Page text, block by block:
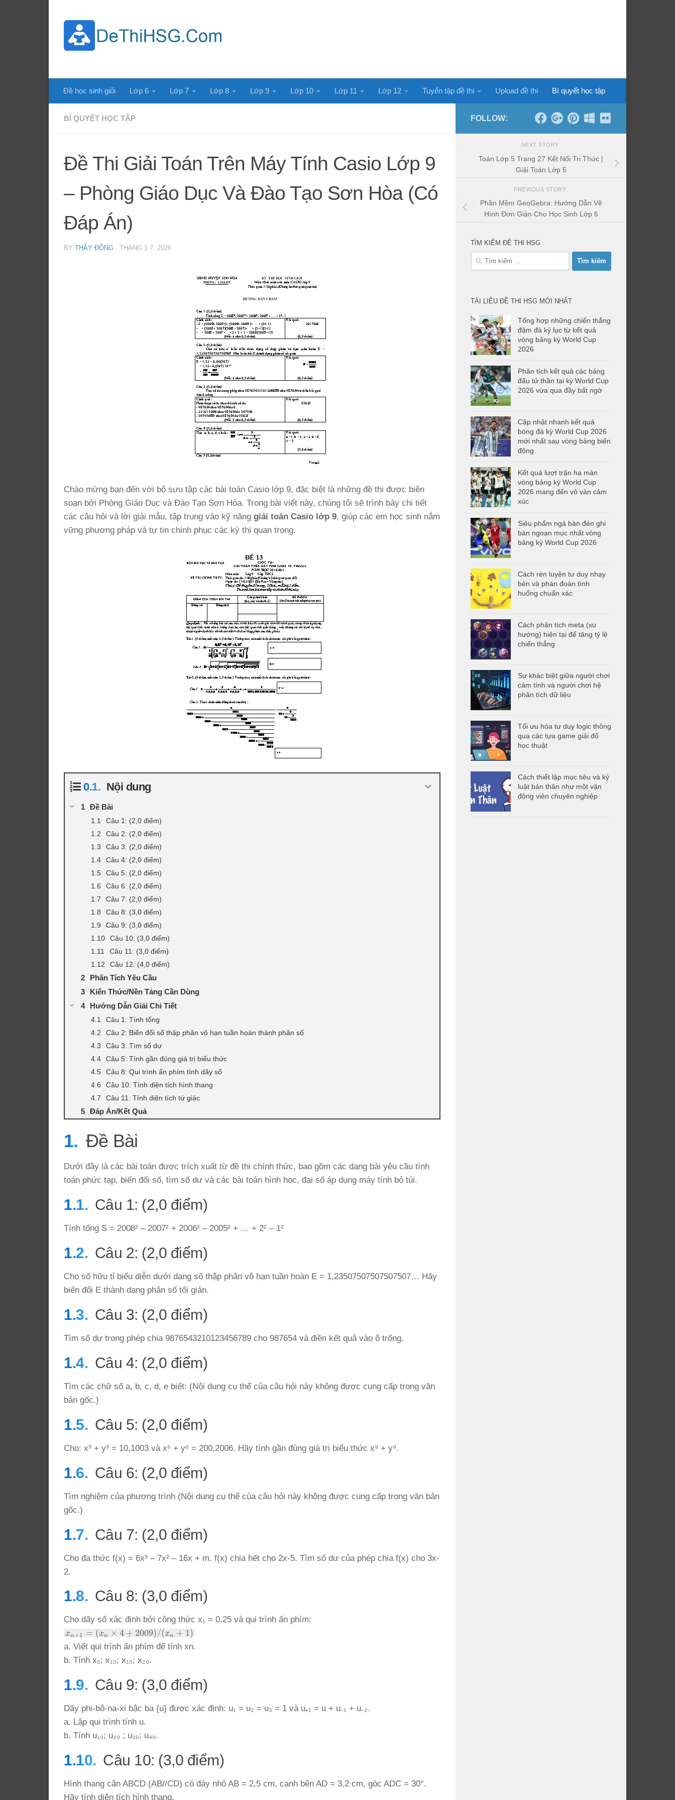
Đề học sinh giỏi Lớp 6 Lớp 7 Lớp 8 Lớp 9 Lớp 10 Lớp 11 Lớp 12 Tuyển tập đề thi Upload đề thi Bí quyết học tập
BÍ QUYẾT HỌC TẬP
Đề Thi Giải Toán Trên Máy Tính Casio Lớp 9
– Phòng Giáo Dục Và Đào Tạo Sơn Hòa (Có
Đáp Án)
BY THẦY ĐÔNG · THÁNG 1 7, 2026
Chào mừng bạn đến với bộ sưu tập các bài toán Casio lớp 9, đặc biệt là những đề thi được biên
soạn bởi Phòng Giáo Dục và Đào Tạo Sơn Hòa. Trong bài viết này, chúng tôi sẽ trình bày chi tiết
các câu hỏi và lời giải mẫu, tập trung vào kỹ năng giải toán Casio lớp 9, giúp các em học sinh nắm
vững phương pháp và tự tin chinh phục các kỳ thi quan trọng.
Nội dung
Đề Bài
Câu 1: (2,0 điểm)
Câu 2: (2,0 điểm)
Câu 3: (2,0 điểm)
Câu 4: (2,0 điểm)
Câu 5: (2,0 điểm)
Câu 6: (2,0 điểm)
Câu 7: (2,0 điểm)
Câu 8: (3,0 điểm)
Câu 9: (3,0 điểm)
Câu 10: (3,0 điểm)
Câu 11: (3,0 điểm)
Câu 12: (4,0 điểm)
Phân Tích Yêu Cầu
Kiến Thức/Nền Tảng Cần Dùng
Hướng Dẫn Giải Chi Tiết
Câu 1: Tính tổng
Câu 2: Biến đổi số thập phân vô hạn tuần hoàn thành phân số
Câu 3: Tìm số dư
Câu 5: Tính gần đúng giá trị biểu thức
Câu 8: Qui trình ấn phím tính dãy số
Câu 10: Tính diện tích hình thang
Câu 11: Tính diện tích tứ giác
Đáp Án/Kết Quả
Đề Bài
Dưới đây là các bài toán được trích xuất từ đề thi chính thức, bao gồm các dạng bài yêu cầu tính
toán phức tạp, biến đổi số, tìm số dư và các bài toán hình học, đại số áp dụng máy tính bỏ túi.
Câu 1: (2,0 điểm)
Tính tổng S = 2008² – 2007² + 2006² – 2005² + … + 2² – 1²
Câu 2: (2,0 điểm)
Cho số hữu tỉ biểu diễn dưới dạng số thập phân vô hạn tuần hoàn E = 1,23507507507507507… Hãy
biến đổi E thành dạng phân số tối giản.
Câu 3: (2,0 điểm)
Tìm số dư trong phép chia 9876543210123456789 cho 987654 và điền kết quả vào ô trống.
Câu 4: (2,0 điểm)
Tìm các chữ số a, b, c, d, e biết: (Nội dung cụ thể của câu hỏi này không được cung cấp trong văn
bản gốc.)
Câu 5: (2,0 điểm)
Cho: x³ + y³ = 10,1003 và x⁶ + y⁶ = 200,2006. Hãy tính gần đúng giá trị biểu thức x⁹ + y⁹.
Câu 6: (2,0 điểm)
Tìm nghiệm của phương trình (Nội dung cụ thể của câu hỏi này không được cung cấp trong văn bản
gốc.)
Câu 7: (2,0 điểm)
Cho đa thức f(x) = 6x³ – 7x² – 16x + m. f(x) chia hết cho 2x-5. Tìm số dư của phép chia f(x) cho 3x-
2.
Câu 8: (3,0 điểm)
Cho dãy số xác định bởi công thức x₁ = 0,25 và qui trình ấn phím:
x_{n+1}
= (x_n
\times 4
+ 2009)
1)
xn+1 = (xn × 4 + 2009)/(xn + 1)
a. Viết qui trình ấn phím để tính xn.
b. Tính x₅; x₁₀; x₁₅; x₂₀.
Câu 9: (3,0 điểm)
Dãy phi-bô-na-xi bậc ba {u} được xác định: u₁ = u₂ = u₃ = 1 và u₊₁ = u + u₋₁ + u₋₂.
a. Lập qui trình tính u.
b. Tính u₁₀; u₂₀ ; u₃₀; u₄₀.
Câu 10: (3,0 điểm)
Hình thang cân ABCD (AB//CD) có đáy nhỏ AB = 2,5 cm, cạnh bên AD = 3,2 cm, góc ADC = 30°.
Hãy tính diện tích hình thang.
FOLLOW:
NEXT STORY
Toán Lớp 5 Trang 27 Kết Nối Tri Thức |
Giải Toán Lớp 5
PREVIOUS STORY
Phần Mềm GeoGebra: Hướng Dẫn Vẽ
Hình Đơn Giản Cho Học Sinh Lớp 6
TÌM KIẾM ĐỀ THI HSG
Tìm
TÀI LIỆU ĐỀ THI HSG MỚI NHẤT
Tổng hợp những chiến thắng
đậm đà kỷ lục từ kết quả
vòng bảng kỳ World Cup
2026
Phân tích kết quả các bảng
đấu tử thần tại kỳ World Cup
2026 vừa qua đầy bất ngờ
Cập nhật nhanh kết quả
bóng đá kỳ World Cup 2026
mới nhất sau vòng bảng biến
động
Kết quả lượt trận hạ màn
vòng bảng kỳ World Cup
2026 mang đến vô vàn cảm
xúc
Siêu phẩm ngả bàn đèn ghi
bàn ngoạn mục nhất vòng
bảng kỳ World Cup 2026
Cách rèn luyện tư duy nhạy
bén và phán đoán tình
huống chuẩn xác
Cách phân tích meta (xu
hướng) hiện tại để tăng tỷ lệ
chiến thắng
Sự khác biệt giữa người chơi
cảm tính và người chơi hệ
phân tích dữ liệu
Tối ưu hóa tư duy logic thông
qua các tựa game giải đố
học thuật
Cách thiết lập mục tiêu và kỷ
luật bản thân như một vận
động viên chuyên nghiệp